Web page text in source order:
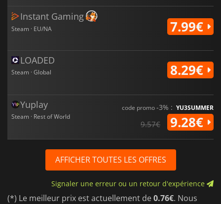
Instant Gaming
Steam · EU/NA 7.99€
LOADED
Steam · Global 8.29€
Yuplay
Steam · Rest of World
code promo-3% : YU3SUMMER
9.57€ 9.28€
AFFICHER TOUTES LES OFFRES
Signaler une erreur ou un retour d'expérience
(*) Le meilleur prix est actuellement de0.76€. Nous